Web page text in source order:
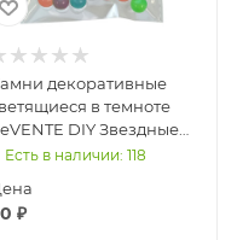
декоративные
в темноте
DIY Звездные
8001573
Есть в наличии: 118
₽